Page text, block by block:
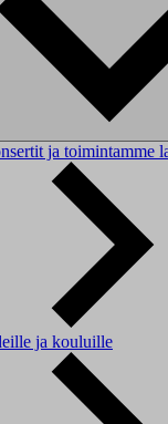
ja toimintamme
ja kouluille